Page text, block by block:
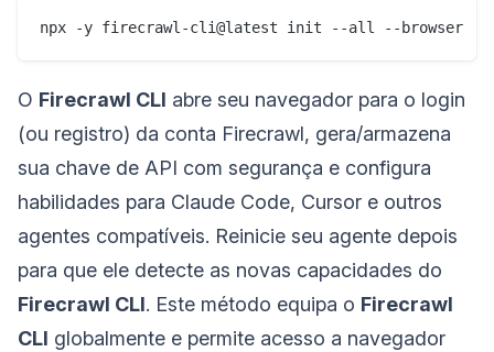
npx -y firecrawl-cli@latest init --all --browser
O Firecrawl CLI abre seu navegador para o login
(ou registro) da conta Firecrawl, gera/armazena
sua chave de API com segurança e configura
habilidades para Claude Code, Cursor e outros
agentes compatíveis. Reinicie seu agente depois
para que ele detecte as novas capacidades do
Firecrawl CLI. Este método equipa o Firecrawl
CLI globalmente e permite acesso a navegador